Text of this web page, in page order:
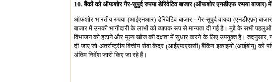
10. बैंकों को ऑफशोर गैर-सुपुर्द रुपया डेरिवेटिव बाजार (ऑफशोर एनडीएफ रुपया बाजार)
ऑफशोर भारतीय रुपया (आईएनआर) डेरिवेटिव बाजार - गैर-सुपुर्द वायदा (एनडीएफ़)
बाजार में उनकी भागीदारी के लाभों को व्यापक रूप से मान्यता दी गई है। मुद्दे के
विभाजन को हटाने और मूल्य खोज की दक्षता में सुधार करने के लिए उपयुक्त है। तदनुसार,
दी जाए जो अंतर्राष्ट्रीय वित्तीय सेवा केंद्र (आईएफ़एससी) बैंकिंग इकाइयों
अंतिम निर्देश जारी किए जा रहे हैं।